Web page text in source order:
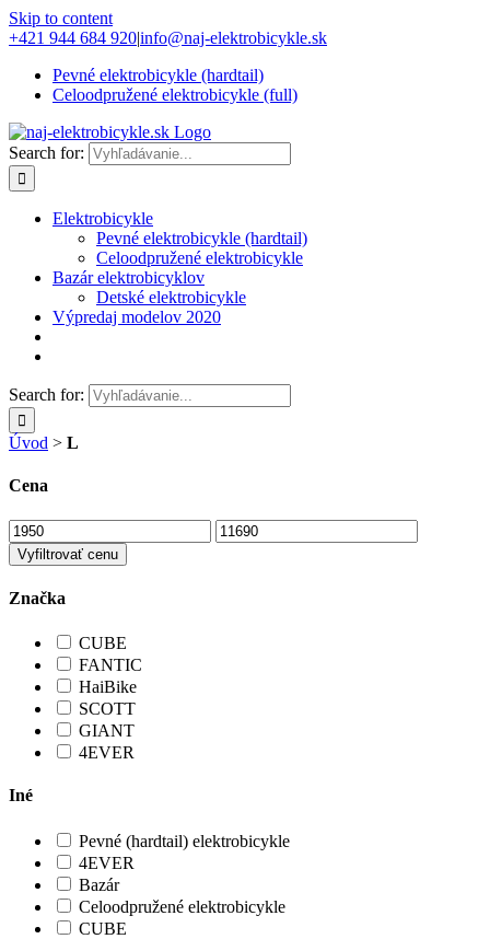
Skip to content
+421 944 684 920|info@naj-elektrobicykle.sk
Pevné elektrobicykle (hardtail)
Celoodpružené elektrobicykle (full)
Search for:
Elektrobicykle
Pevné elektrobicykle (hardtail)
Celoodpružené elektrobicykle
Bazár elektrobicyklov
Detské elektrobicykle
Výpredaj modelov 2020
Search for:
Úvod > L
Cena
Vyfiltrovať cenu
Značka
CUBE
FANTIC
HaiBike
SCOTT
GIANT
4EVER
Iné
Pevné (hardtail) elektrobicykle
4EVER
Bazár
Celoodpružené elektrobicykle
CUBE